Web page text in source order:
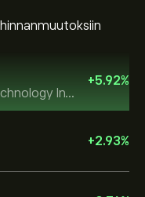
CDT Environmental Technology Investment Holdings L
+5.92%
+2.93%